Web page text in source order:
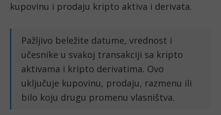
kupovinu i prodaju kripto aktiva i derivata.
Pažljivo beležite datume, vrednost i
učesnike u svakoj transakciji sa kripto
aktivama i kripto derivatima. Ovo
uključuje kupovinu, prodaju, razmenu ili
bilo koju drugu promenu vlasništva.